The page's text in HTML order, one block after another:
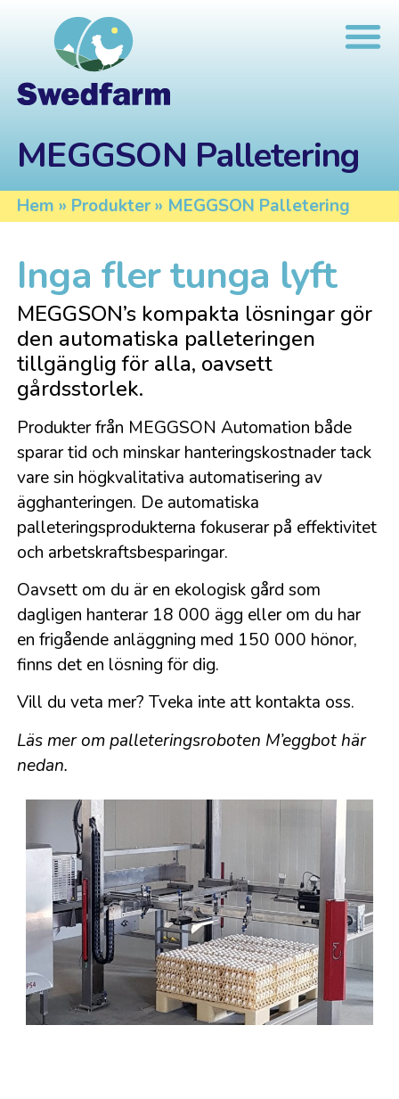
MEGGSON Palletering
Hem » Produkter» MEGGSON Palletering
Inga fler tunga lyft
MEGGSON’s kompakta lösningar gör
den automatiska palleteringen
tillgänglig för alla, oavsett
gårdsstorlek.
Produkter från MEGGSON Automation både
sparar tid och minskar hanteringskostnader tack
vare sin högkvalitativa automatisering av
ägghanteringen. De automatiska
palleteringsprodukterna fokuserar på effektivitet
och arbetskraftsbesparingar.
Oavsett om du är en ekologisk gård som
dagligen hanterar 18 000 ägg eller om du har
en frigående anläggning med 150 000 hönor,
finns det en lösning för dig.
Vill du veta mer? Tveka inte att kontakta oss.
Läs mer om palleteringsroboten M’eggbot här
nedan.